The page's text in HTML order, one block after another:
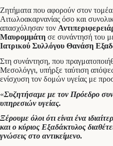
Ζητήματα που αφορούν στον τομέα
Αιτωλοακαρνανίας όσο και
απασχόλησαν τον
Μαυρομμάτη σε συνάντησή του
Ιατρικού Συλλόγου Θανάση
Στη συνάντηση, που
Μεσολόγγι, υπήρξε ταύτιση
ενίσχυση τον δομών υγείας με
«Συζητήσαμε με τον Πρόεδρο
υπηρεσιών υγείας.
Ξέρουμε όλοι ότι είναι ένα
και ο κύριος Εξαδάκτυλος
γνώσεις στο αντικείμενο.